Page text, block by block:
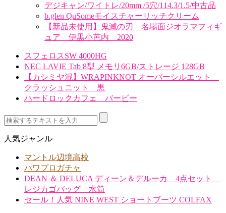
デジキャン/ワイトレ/20mm /5穴/114.3/1.5/中古品
b.glen QuSomeモイスチャーリッチクリーム
【新品未使用】鬼滅の刃 名場面ジオラマフィギ
ュア 伊黒小芭内 2020
スフェロスSW 4000HG
NEC LAVIE Tab 8型 メモリ6GB/ストレージ 128GB
【カシミヤ混】WRAPINKNOT オーバーシルエット
クラッシュニット 黒
ハードロックカフェ バービー
人気ジャンル
マントル辺境高校
パワプロガチャ
DEAN ＆ DELUCA ディーン＆デルーカ 4点セット
レジカゴバッグ 水筒
セール！人気 NINE WEST ショートブーツ COLFAX